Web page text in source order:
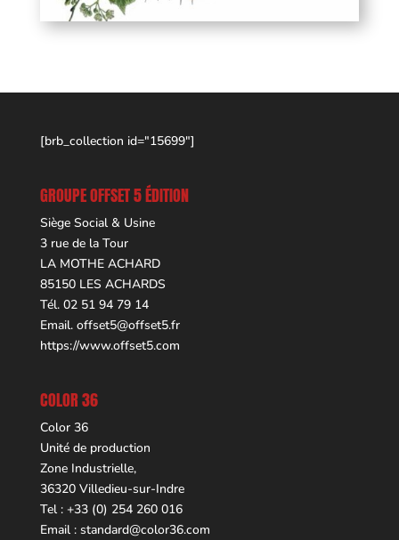
[brb_collection id="15699"]
GROUPE OFFSET 5 ÉDITION
Siège Social & Usine
3 rue de la Tour
LA MOTHE ACHARD
85150 LES ACHARDS
Tél. 02 51 94 79 14
Email. offset5@offset5.fr
https://www.offset5.com
COLOR 36
Color 36
Unité de production
Zone Industrielle,
36320 Villedieu-sur-Indre
Tel : +33 (0) 254 260 016
Email : standard@color36.com